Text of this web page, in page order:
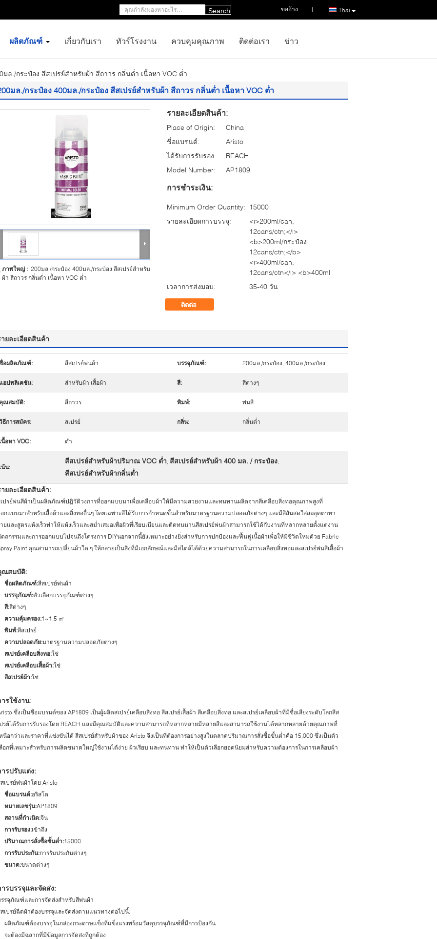
Thai
ขออ้าง |
Search
ผลิตภัณฑ์ เกี่ยวกับเรา ทัวร์โรงงาน ควบคุมคุณภาพ ติดต่อเรา ข่าว
มล./กระป๋อง สีสเปรย์สำหรับผ้า สีถาวร กลิ่นต่ำ เนื้อหา VOC ต่ำ
มล./กระป๋อง 400มล./กระป๋อง สีสเปรย์สำหรับผ้า สีถาวร กลิ่นต่ำ เนื้อหา VOC ต่ำ
ภาพใหญ่ : 200มล./กระป๋อง 400มล./กระป๋อง สีสเปรย์สำหรับ
ผ้า สีถาวร กลิ่นต่ำ เนื้อหา VOC ต่ำ
รายละเอียดสินค้า:
Place of Origin:
China
ชื่อแบรนด์:
Aristo
ได้รับการรับรอง:
REACH
Model Number:
AP1809
การชำระเงิน:
Minimum Order Quantity: 15000
รายละเอียดการบรรจุ:
<i>200ml/can,
12cans/ctn;</i>
<b>200ml/กระป๋อง
12cans/ctn;</b>
<i>400ml/can,
12cans/ctn</i> <b>400ml
เวลาการส่งมอบ:
35-40 วัน
ติดต่อ
ยละเอียดสินค้า
อผลิตภัณฑ์: สีสเปรย์พ่นผ้า บรรจุภัณฑ์: 200มล./กระป๋อง, 400มล./กระป๋อง
อปพลิเคชัน: สำหรับผ้า เสื้อผ้า สี: สีต่างๆ
ณสมบัติ: สีถาวร พิมพ์: พ่นสี
ธีการสมัคร: สเปรย์ กลิ่น: กลิ่นต่ำ
นื้อหา VOC: ต่ำ
น้น:
สีสเปรย์สำหรับผ้าปริมาณ VOC ต่ำ, สีสเปรย์สำหรับผ้า 400 มล. / กระป๋อง,
สีสเปรย์สำหรับผ้ากลิ่นต่ำ
ยละเอียดสินค้า:
ปรย์พ่นสีผ้าเป็นผลิตภัณฑ์ปฏิวัติวงการที่ออกแบบมาเพื่อเคลือบผ้าให้มีความสวยงามและทนทานผลิตจากสีเคลือบสิ่งทอคุณภาพสูงที่
กแบบมาสำหรับเสื้อผ้าและสิ่งทออื่นๆ โดยเฉพาะสีได้รับการกำหนดขึ้นสำหรับมาตรฐานความปลอดภัยต่างๆ และมีสีสันสดใสสะดุดตาทา
ยและสูตรแห้งเร็วทำให้แห้งเร็วและสม่ำเสมอเพื่อผิวที่เรียบเนียนและติดทนนานสีสเปรย์พ่นผ้าสามารถใช้ได้กับงานที่หลากหลายตั้งแต่งาน
ถกรรมและการออกแบบไปจนถึงโครงการ DIYนอกจากนี้ยังเหมาะอย่างยิ่งสำหรับการปกป้องและฟื้นฟูเนื้อผ้าเพื่อให้มีชีวิตใหม่ด้วย Fabric
Paint คุณสามารถเปลี่ยนผ้าใด ๆ ให้กลายเป็นสิ่งที่มีเอกลักษณ์และมีสไตล์ได้ด้วยความสามารถในการเคลือบสิ่งทอและสเปรย์พ่นสีเสื้อผ้า
ณสมบัติ:
ชื่อผลิตภัณฑ์:สีสเปรย์พ่นผ้า
บรรจุภัณฑ์:ตัวเลือกบรรจุภัณฑ์ต่างๆ
สี:สีต่างๆ
ความคุ้มครอง:1~1.5 ㎡
พิมพ์:สีสเปรย์
ความปลอดภัย:มาตรฐานความปลอดภัยต่างๆ
สเปรย์เคลือบสิ่งทอ:ใช่
สเปรย์เคลือบเสื้อผ้า:ใช่
สีสเปรย์ผ้า:ใช่
รใช้งาน:
ซึ่งเป็นชื่อแบรนด์ของ AP1809 เป็นผู้ผลิตสเปรย์เคลือบสิ่งทอ สีสเปรย์เสื้อผ้า สีเคลือบสิ่งทอ และสเปรย์เคลือบผ้าที่มีชื่อเสียงระดับโลกสีส
รย์ได้รับการรับรองโดย REACH และมีคุณสมบัติและความสามารถที่หลากหลายมีหลายสีและสามารถใช้งานได้หลากหลายด้วยคุณภาพที่
นือกว่าและราคาที่แข่งขันได้ สีสเปรย์สำหรับผ้าของ Aristo จึงเป็นที่ต้องการอย่างสูงในตลาดปริมาณการสั่งซื้อขั้นต่ำคือ 15,000 ซึ่งเป็นตัว
อกที่เหมาะสำหรับการผลิตขนาดใหญ่ใช้งานได้ง่าย ผิวเรียบ และทนทาน ทำให้เป็นตัวเลือกยอดนิยมสำหรับความต้องการในการเคลือบผ้า
รปรับแต่ง:
เปรย์พ่นผ้าโดย Aristo
ชื่อแบรนด์:อริสโต
หมายเลขรุ่น:AP1809
สถานที่กำเนิด:จีน
การรับรอง:เข้าถึง
ปริมาณการสั่งซื้อขั้นต่ำ:15000
การรับประกัน:การรับประกันต่างๆ
ขนาด:ขนาดต่างๆ
รบรรจุและจัดส่ง:
รจุภัณฑ์และการจัดส่งสำหรับสีพ่นผ้า
เปรย์ฉีดผ้าต้องบรรจุและจัดส่งตามแนวทางต่อไปนี้:
ผลิตภัณฑ์ต้องบรรจุในกล่องกระดาษแข็งที่แข็งแรงพร้อมวัสดุบรรจุภัณฑ์ที่มีการป้องกัน
จะต้องมีฉลากที่มีข้อมูลการจัดส่งที่ถูกต้อง